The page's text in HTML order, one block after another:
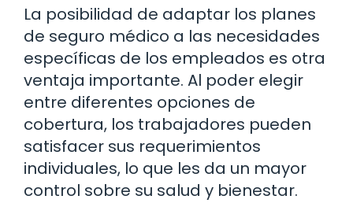
La posibilidad de adaptar los planes
de seguro médico a las necesidades
específicas de los empleados es otra
ventaja importante. Al poder elegir
entre diferentes opciones de
cobertura, los trabajadores pueden
satisfacer sus requerimientos
individuales, lo que les da un mayor
control sobre su salud y bienestar.